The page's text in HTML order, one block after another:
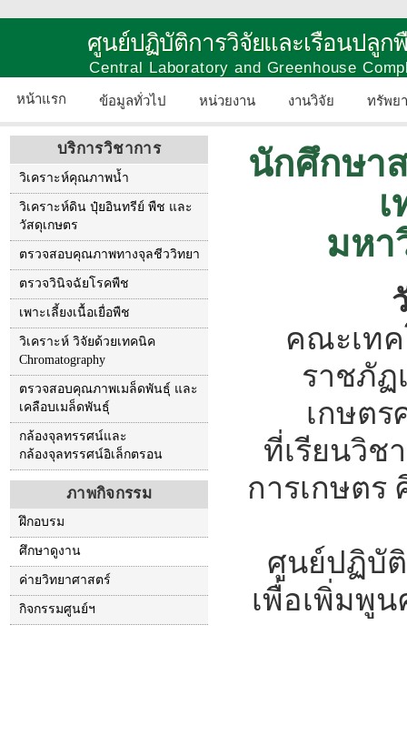
ศูนย์ปฏิบัติการวิจัยและเรือนปลูก
Central Laboratory and Greenhouse
หน้าแรก ข้อมูลทั่วไป หน่วยงาน งานวิจัย ทรัพย
บริการวิชาการ
วิเคราะห์คุณภาพน้ำ
วิเคราะห์ดิน ปุ๋ยอินทรีย์ พืช และ
วัสดุเกษตร
ตรวจสอบคุณภาพทางจุลชีววิทยา
ตรวจวินิจฉัยโรคพืช
เพาะเลี้ยงเนื้อเยื่อพืช
วิเคราะห์ วิจัยด้วยเทคนิค
Chromatography
ตรวจสอบคุณภาพเมล็ดพันธุ์ และ
เคลือบเมล็ดพันธุ์
กล้องจุลทรรศน์และ
กล้องจุลทรรศน์อิเล็กตรอน
ภาพกิจกรรม
ฝึกอบรม
ศึกษาดูงาน
ค่ายวิทยาศาสตร์
กิจกรรมศูนย์ฯ
นักศึกษา
มหา
คณะเทค
ราชภัฏ
เกษต
ที่เรียนวิช
การเกษตร
ศูนย์ปฏิบั
เพื่อเพิ่มพู